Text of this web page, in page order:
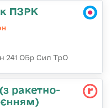
ПЗРК
241 ОБр Сил ТрО
pакетно-